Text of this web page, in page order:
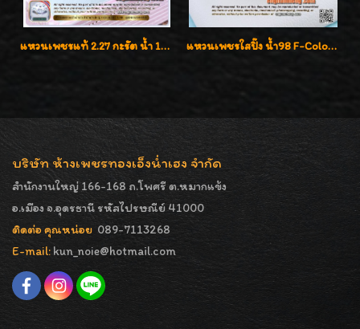
แหวนเพชรแท้ 2.27 กะรัต น้ำ 100% เบลเยี่ยมคัท ลวดลายดอกกุหลาบหรู แหวนเพชรใสปิ๊ง น้ำ98 F-Color/VVS1 น้ำหนักเพชรรวม 2.56 กะรัต ใส่เต็มนิ้วเพชรเป็นน้ำเป็นเนื้อสวยมากๆค่ะ
บริษัท ห้างเพชรทองเอ็งน่ำเฮง จำกัด
สำนักงานใหญ่ 166-168 ถ.โพศรี ต.หมากแข้ง
อ.เมือง จ.อุดรธานี รหัสไปรษณีย์ 41000
ติดต่อ คุณหน่อย 089-7113268
E-mail: kun_noie@hotmail.com